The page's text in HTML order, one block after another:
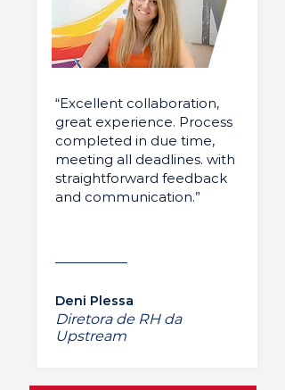
“Excellent collaboration,
great experience. Process
completed in due time,
meeting all deadlines. with
straightforward feedback
and communication.”
Deni Plessa
Diretora de RH da
Upstream